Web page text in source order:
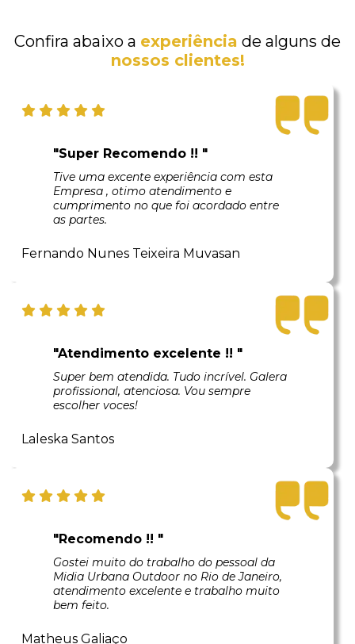
Confira abaixo a experiência de alguns de
nossos clientes!
"Super Recomendo !! "
Tive uma excente experiência com esta
Empresa , otimo atendimento e
cumprimento no que foi acordado entre
as partes.
Fernando Nunes Teixeira Muvasan
"Atendimento excelente !! "
Super bem atendida. Tudo incrível. Galera
profissional, atenciosa. Vou sempre
escolher voces!
Laleska Santos
"Recomendo !! "
Gostei muito do trabalho do pessoal da
Midia Urbana Outdoor no Rio de Janeiro,
atendimento excelente e trabalho muito
bem feito.
Matheus Galiaço